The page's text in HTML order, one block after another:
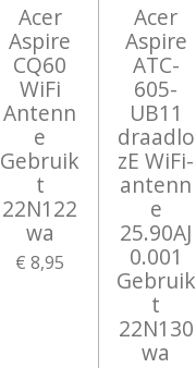
Acer
Aspire
CQ60
WiFi
Antenn
e
Gebruik
t
22N122
wa
€ 8,95
Acer
Aspire
ATC-
605-
UB11
draadlo
zE WiFi-
antenn
e
25.90AJ
0.001
Gebruik
t
22N130
wa